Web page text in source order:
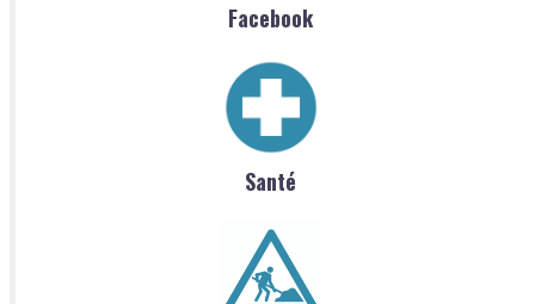
Facebook
Santé